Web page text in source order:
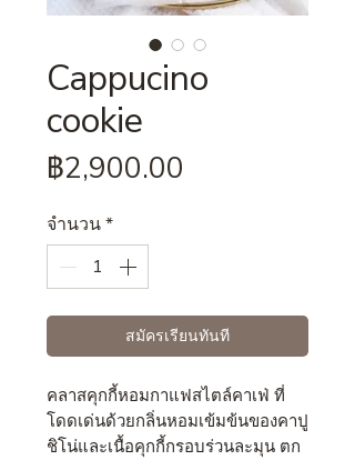
Cappucino
cookie
฿2,900.00
จำนวน*
สมัครเรียนทันที
คลาสคุกกี้หอมกาแฟสไตล์คาเฟ่ ที่
โดดเด่นด้วยกลิ่นหอมเข้มข้นของคาปู
ชิโน่และเนื้อคุกกี้กรอบร่วนละมุน ตก